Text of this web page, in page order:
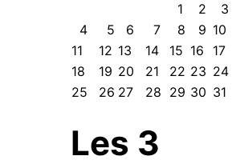
1
2
3
4
5 6 7 8 9 10
11
12 13 14 15 16
17
18
19 20 21 22 23 24
25
26 27 28 29 30 31
Les 3